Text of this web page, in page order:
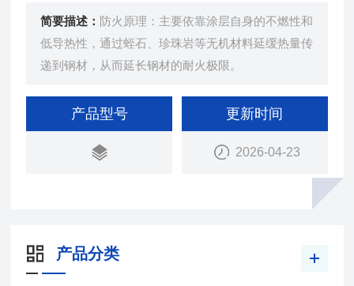
简要描述： 防火原理：主要依靠涂层自身的不燃性和
低导热性，通过蛭石、珍珠岩等无机材料延缓热量传
递到钢材，从而延长钢材的耐火极限。
产品型号 更新时间
2026-04-23
产品分类